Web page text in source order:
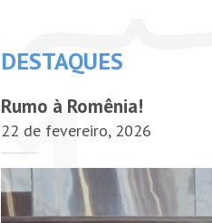
DESTAQUES
Rumo à Romênia!
22 de fevereiro, 2026